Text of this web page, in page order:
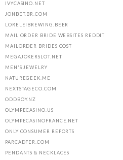
IVYCASINO.NET
JONBET.BR.COM
LORELEIBREWING.BEER
MAIL ORDER BRIDE WEBSITES REDDIT
MAILORDER BRIDES COST
MEGAJOKERSLOT.NET
MEN'S JEWELRY
NATUREGEEK.ME
NEXTSTAGECO.COM
ODDBOY.NZ
OLYMPECASINO.US
OLYMPECASINOFRANCE.NET
ONLY CONSUMER REPORTS
PARCADFER.COM
PENDANTS & NECKLACES